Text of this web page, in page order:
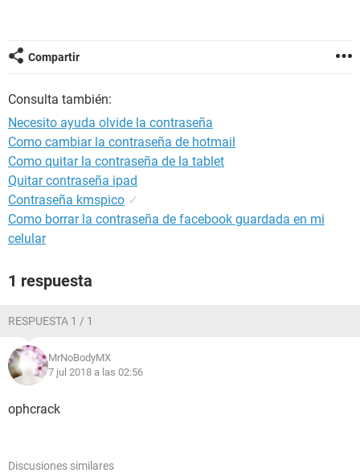
Compartir
Consulta también:
Necesito ayuda olvide la contraseña
Como cambiar la contraseña de hotmail
Como quitar la contraseña de la tablet
Quitar contraseña ipad
Contraseña kmspico ✓
Como borrar la contraseña de facebook guardada en mi
celular
1 respuesta
RESPUESTA 1 / 1
MrNoBodyMX
7 jul 2018 a las 02:56
ophcrack
Discusiones similares